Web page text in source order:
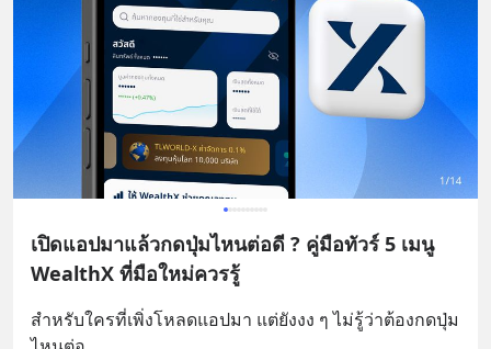
เปิดแอปมาแล้วกดปุ่มไหนต่อดี ? คู่มือทัวร์ 5 เมนู
WealthX ที่มือใหม่ควรรู้
สำหรับใครที่เพิ่งโหลดแอปมา แต่ยังงง ๆ ไม่รู้ว่าต้องกดปุ่ม